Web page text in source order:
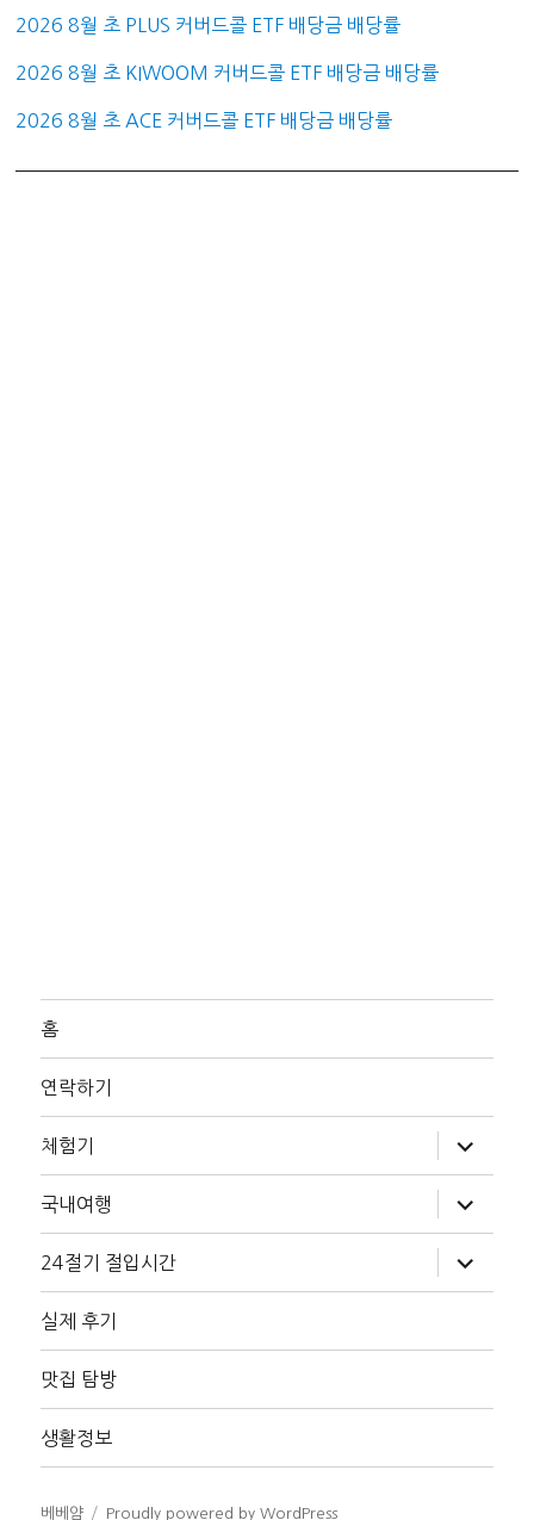
2026 8월 초 PLUS 커버드콜 ETF 배당금 배당률
2026 8월 초 KIWOOM 커버드콜 ETF 배당금 배당률
2026 8월 초 ACE 커버드콜 ETF 배당금 배당률
홈
연락하기
체험기
위
메
확
장
국내여행
위
메
확
장
24절기 절입시간
위
메
장
실제 후기
맛집 탐방
생활정보
베베얌 Proudly powered by WordPress